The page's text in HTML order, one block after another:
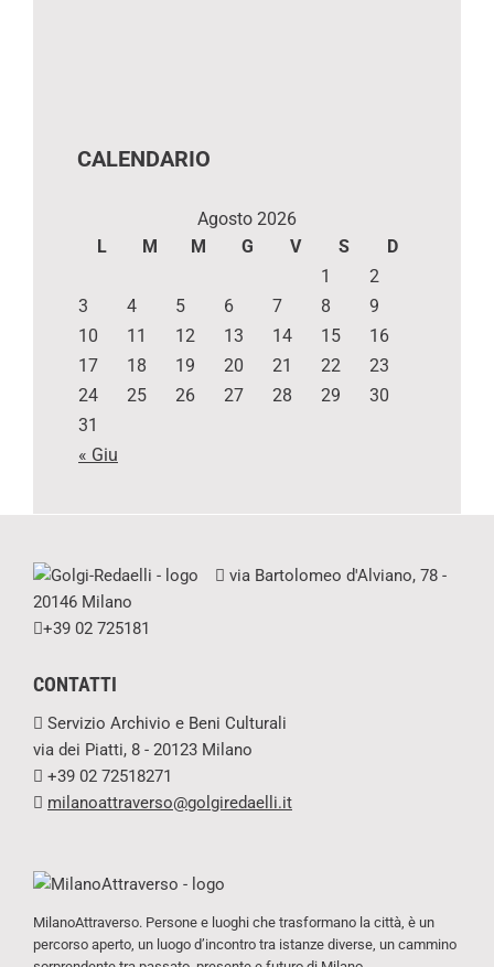
CALENDARIO
Agosto 2026
L
M M G V S D
« Giu
1
2
3
4 5 6 7 8
9
10
11 12 13 14 15
16
17
18 19 20 21 22
23
24
25 26 27 28 29
30
31
via Bartolomeo d'Alviano, 78 -
20146 Milano
+39 02 725181
CONTATTI
Servizio Archivio e Beni Culturali
via dei Piatti, 8 - 20123 Milano
+39 02 72518271
milanoattraverso@golgiredaelli.it
MilanoAttraverso. Persone e luoghi che trasformano la città, è un
percorso aperto, un luogo d’incontro tra istanze diverse, un cammino